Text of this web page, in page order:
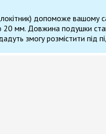
допоможе
20 мм. Довжина подушки
дадуть змогу розмістити